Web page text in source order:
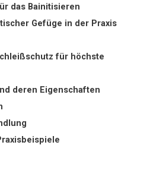
das Bainitisieren
Gefüge in der Praxis
für höchste
deren Eigenschaften